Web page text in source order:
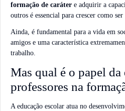
formação de caráter e adquirir a
outros é essencial para crescer como ser
Ainda, é fundamental para a vida em
amigos e uma característica
trabalho.
Mas qual é o papel da
professores na
A educação escolar atua no